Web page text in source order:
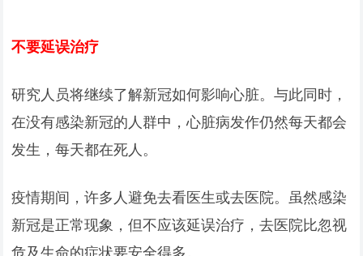
不要延误治疗
研究人员将继续了解新冠如何影响心脏。与此同时，
在没有感染新冠的人群中，心脏病发作仍然每天都会
发生，每天都在死人。
疫情期间，许多人避免去看医生或去医院。虽然感染
新冠是正常现象，但不应该延误治疗，去医院比忽视
危及生命的症状要安全得多。